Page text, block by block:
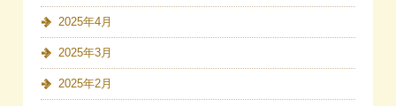
2025年4月
2025年3月
2025年2月